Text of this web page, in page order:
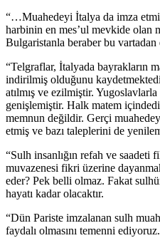
“…Muahedeyi İtalya da imza
harbinin en mes’ul mevkide olan
Bulgaristanla beraber bu
“Telgraflar, İtalyada bayrakların
indirilmiş olduğunu
atılmış ve ezilmiştir.
genişlemiştir. Halk matem
memnun değildir. Gerçi
etmiş ve bazı taleplerini de
“Sulh insanlığın refah ve
muvazenesi fikri üzerine
eder? Pek belli olmaz. Fakat
hayatı kadar olacaktır.
“Dün Pariste imzalanan sulh
faydalı olmasını temenni